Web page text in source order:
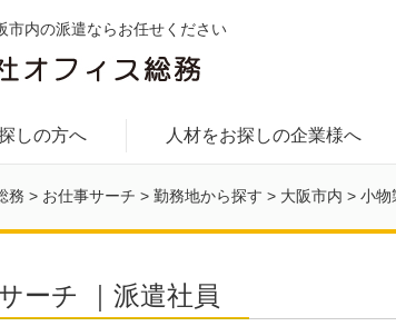
市内の派遣ならお任せください
しの方へ 人材をお探しの企業様へ
務 > お仕事サーチ > 勤務地から探す > 大阪市内 > 小物
ーチ ｜派遣社員